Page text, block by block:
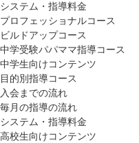
システム・指導料金
プロフェッショナルコース
ビルドアップコース
中学受験パパママ指導コース
中学生向けコンテンツ
目的別指導コース
入会までの流れ
毎月の指導の流れ
システム・指導料金
高校生向けコンテンツ